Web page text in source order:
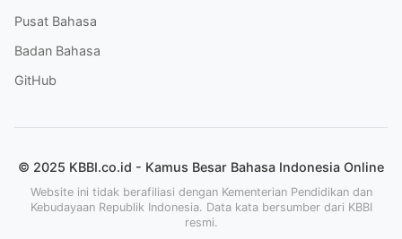
Pusat Bahasa
Badan Bahasa
GitHub
© 2025 KBBI.co.id - Kamus Besar Bahasa Indonesia Online
Website ini tidak berafiliasi dengan Kementerian Pendidikan dan
Kebudayaan Republik Indonesia. Data kata bersumber dari KBBI
resmi.